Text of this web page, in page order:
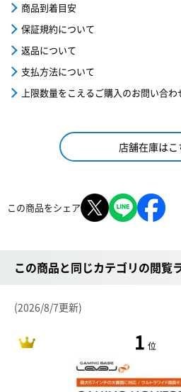
商品到着目安
保証規約について
返品について
支払方法について
上限数量をこえるご購入のお問い合わ
店舗在庫はこ
この商品をシェア
この商品と同じカテゴリの閲覧
(2026/8/7更新)
1 位